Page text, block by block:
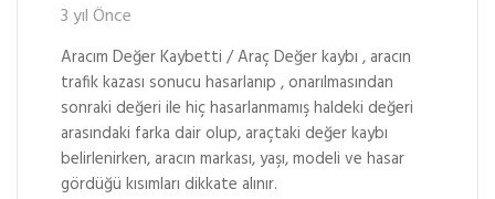
3 yıl Önce
Aracım Değer Kaybetti / Araç Değer kaybı , aracın
trafik kazası sonucu hasarlanıp , onarılmasından
sonraki değeri ile hiç hasarlanmamış haldeki değeri
arasındaki farka dair olup, araçtaki değer kaybı
belirlenirken, aracın markası, yaşı, modeli ve hasar
gördüğü kısımları dikkate alınır.